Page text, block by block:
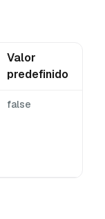
Valor
predefinido
false